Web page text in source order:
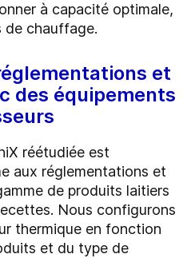
à capacité optimale,
de chauffage.
et
des équipements
réétudiée est
aux réglementations et
de produits laitiers
Nous configurons
thermique en fonction
et du type de